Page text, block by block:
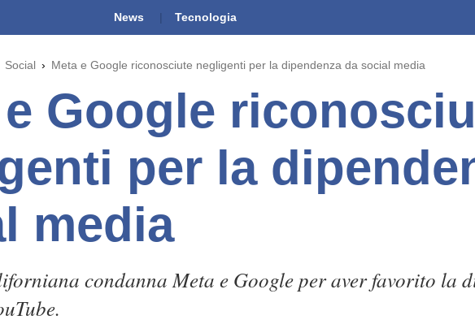
News Tecnologia
Social Meta e Google riconosciute negligenti per la dipendenza da social media
e Google
per la
media
condanna Meta e Google per aver favorito la